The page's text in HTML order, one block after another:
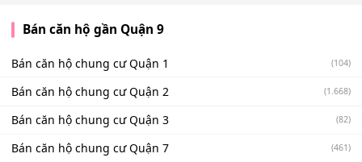
Bán căn hộ gần Quận 9
Bán căn hộ chung cư Quận 1 (104)
Bán căn hộ chung cư Quận 2 (1.668)
Bán căn hộ chung cư Quận 3 (82)
Bán căn hộ chung cư Quận 7 (461)